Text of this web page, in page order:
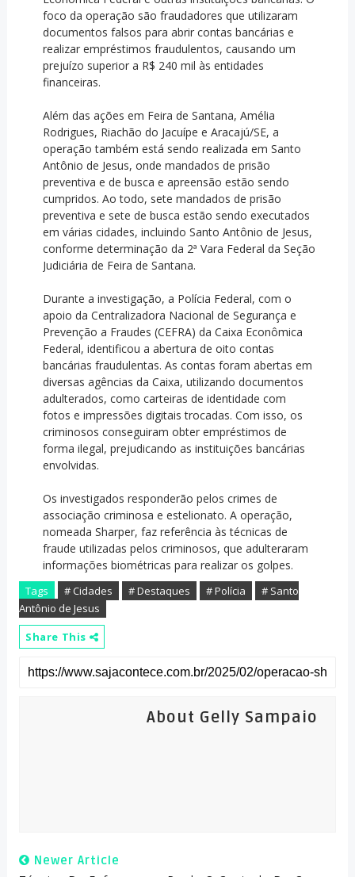
foco da operação são fraudadores que utilizaram
documentos falsos para abrir contas bancárias e
realizar empréstimos fraudulentos, causando um
prejuízo superior a R$ 240 mil às entidades
financeiras.
Além das ações em Feira de Santana, Amélia
Rodrigues, Riachão do Jacuípe e Aracajú/SE, a
operação também está sendo realizada em Santo
Antônio de Jesus, onde mandados de prisão
preventiva e de busca e apreensão estão sendo
cumpridos. Ao todo, sete mandados de prisão
preventiva e sete de busca estão sendo executados
em várias cidades, incluindo Santo Antônio de Jesus,
conforme determinação da 2ª Vara Federal da Seção
Judiciária de Feira de Santana.
Durante a investigação, a Polícia Federal, com o
apoio da Centralizadora Nacional de Segurança e
Prevenção a Fraudes (CEFRA) da Caixa Econômica
Federal, identificou a abertura de oito contas
bancárias fraudulentas. As contas foram abertas em
diversas agências da Caixa, utilizando documentos
adulterados, como carteiras de identidade com
fotos e impressões digitais trocadas. Com isso, os
criminosos conseguiram obter empréstimos de
forma ilegal, prejudicando as instituições bancárias
envolvidas.
Os investigados responderão pelos crimes de
associação criminosa e estelionato. A operação,
nomeada Sharper, faz referência às técnicas de
fraude utilizadas pelos criminosos, que adulteraram
informações biométricas para realizar os golpes.
Tags # Cidades # Destaques # Polícia
# Santo
Antônio de Jesus
Share This
About Gelly Sampaio
Newer Article